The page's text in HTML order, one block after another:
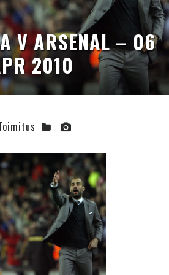
V ARSENAL – 06
2010